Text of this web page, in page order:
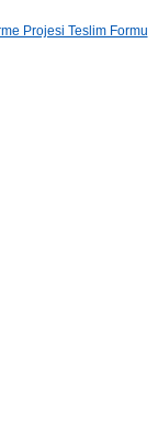
Projesi Teslim Formu